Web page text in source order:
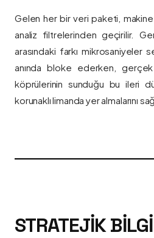
Gelen her bir veri paketi, makine
analiz filtrelerinden geçirilir.
arasındaki farkı mikrosaniyeler
anında bloke ederken, gerçek
köprülerinin sunduğu bu ileri
korunaklı limanda yer almalarını
STRATEJIK